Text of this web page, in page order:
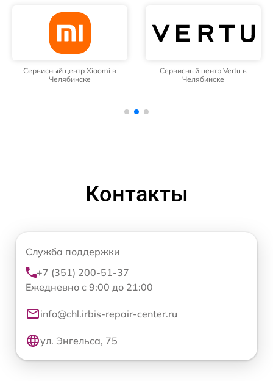
Сервисный центр Xiaomi в
Челябинске
Сервисный центр Vertu в
Челябинске
Контакты
Служба поддержки
+7 (351) 200-51-37
Ежедневно с 9:00 до 21:00
info@chl.irbis-repair-center.ru
ул. Энгельса, 75